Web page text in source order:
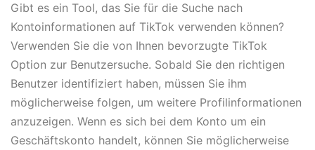
Gibt es ein Tool, das Sie für die Suche nach
Kontoinformationen auf TikTok verwenden können?
Verwenden Sie die von Ihnen bevorzugte TikTok
Option zur Benutzersuche. Sobald Sie den richtigen
Benutzer identifiziert haben, müssen Sie ihm
möglicherweise folgen, um weitere Profilinformationen
anzuzeigen. Wenn es sich bei dem Konto um ein
Geschäftskonto handelt, können Sie möglicherweise